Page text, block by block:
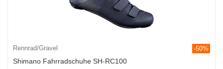
Rennrad/Gravel -50%
Shimano Fahrradschuhe SH-RC100